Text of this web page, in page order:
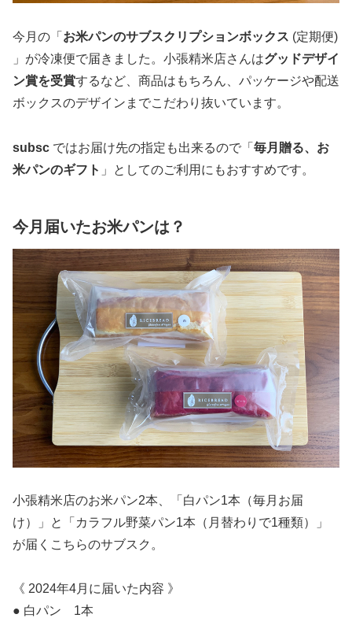
今月の「 お米パンのサブスクリプションボックス (定期便)
」が冷凍便で届きました。小張精米店さんはグッドデザイ
ン賞を受賞するなど、商品はもちろん、パッケージや配送
ボックスのデザインまでこだわり抜いています。
subsc ではお届け先の指定も出来るので「 毎月贈る、お
米パンのギフト 」としてのご利用にもおすすめです。
今月届いたお米パンは？
小張精米店のお米パン2本、「白パン1本（毎月お届
け）」と「カラフル野菜パン1本（月替わりで1種類）」
が届くこちらのサブスク。
《 2024年4月に届いた内容 》
● 白パン 1本